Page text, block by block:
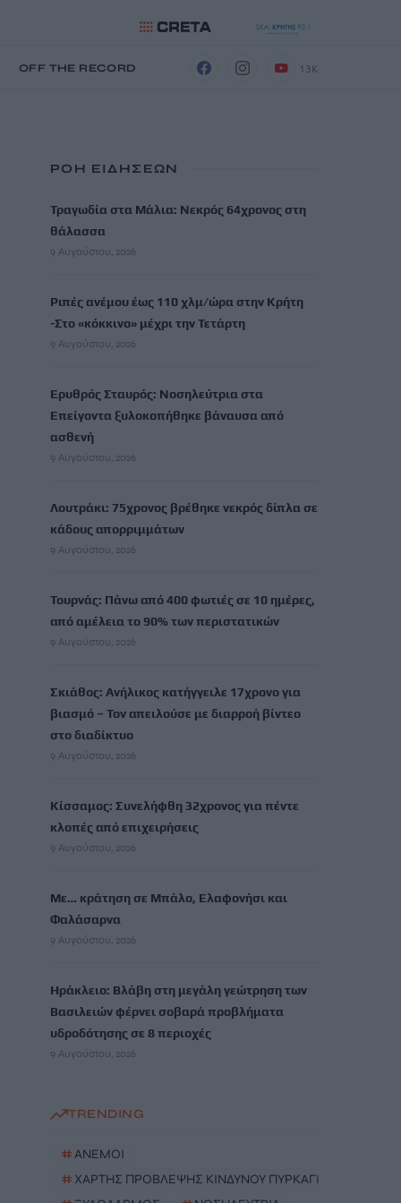
OFF THE RECORD 13K
ΡΟΗ ΕΙΔΗΣΕΩΝ
Τραγωδία στα Μάλια: Νεκρός 64χρονος στη
θάλασσα
9 Αυγούστου, 2026
Ριπές ανέμου έως 110 χλμ/ώρα στην Κρήτη
-Στο «κόκκινο» μέχρι την Τετάρτη
9 Αυγούστου, 2026
Ερυθρός Σταυρός: Νοσηλεύτρια στα
Επείγοντα ξυλοκοπήθηκε βάναυσα από
ασθενή
9 Αυγούστου, 2026
Λουτράκι: 75χρονος βρέθηκε νεκρός δίπλα σε
κάδους απορριμμάτων
9 Αυγούστου, 2026
Τουρνάς: Πάνω από 400 φωτιές σε 10 ημέρες,
από αμέλεια το 90% των περιστατικών
9 Αυγούστου, 2026
Σκιάθος: Ανήλικος κατήγγειλε 17χρονο για
βιασμό – Τον απειλούσε με διαρροή βίντεο
στο διαδίκτυο
9 Αυγούστου, 2026
Κίσσαμος: Συνελήφθη 32χρονος για πέντε
κλοπές από επιχειρήσεις
9 Αυγούστου, 2026
Με… κράτηση σε Μπάλο, Ελαφονήσι και
Φαλάσαρνα
9 Αυγούστου, 2026
Ηράκλειο: Βλάβη στη μεγάλη γεώτρηση των
Βασιλειών φέρνει σοβαρά προβλήματα
υδροδότησης σε 8 περιοχές
9 Αυγούστου, 2026
TRENDING
#ΑΝΕΜΟΙ
# ΧΑΡΤΗΣ ΠΡΟΒΛΕΨΗΣ ΚΙΝΔΥΝΟΥ ΠΥΡΚΑΓΙΩΝ